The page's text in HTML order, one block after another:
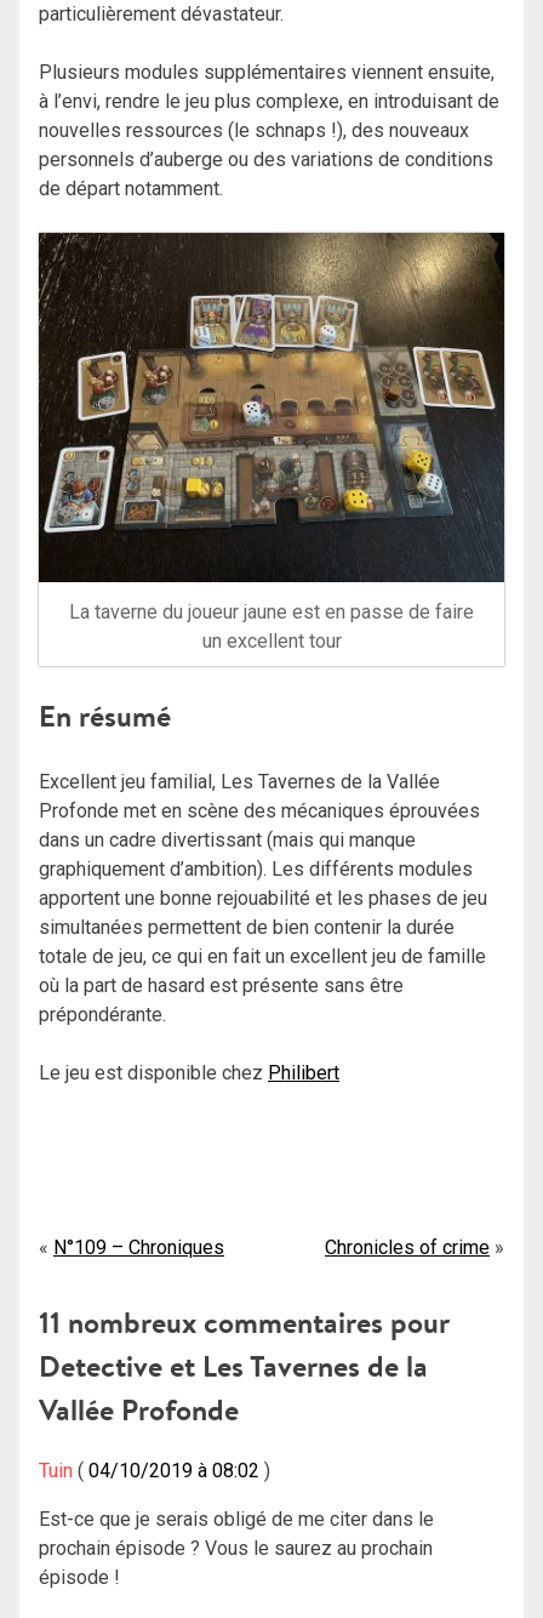
particulièrement dévastateur.
Plusieurs modules supplémentaires viennent ensuite,
à l’envi, rendre le jeu plus complexe, en introduisant de
nouvelles ressources (le schnaps !), des nouveaux
personnels d’auberge ou des variations de conditions
de départ notamment.
La taverne du joueur jaune est en passe de faire
un excellent tour
En résumé
Excellent jeu familial, Les Tavernes de la Vallée
Profonde met en scène des mécaniques éprouvées
dans un cadre divertissant (mais qui manque
graphiquement d’ambition). Les différents modules
apportent une bonne rejouabilité et les phases de jeu
simultanées permettent de bien contenir la durée
totale de jeu, ce qui en fait un excellent jeu de famille
où la part de hasard est présente sans être
prépondérante.
Le jeu est disponible chez Philibert
Navigation
l’article
N°109 – Chroniques Chronicles of crime
11 nombreux commentaires pour
Detective et Les Tavernes de la
Vallée Profonde
Tuin 04/10/2019 à 08:02
Est-ce que je serais obligé de me citer dans le
prochain épisode ? Vous le saurez au prochain
épisode !